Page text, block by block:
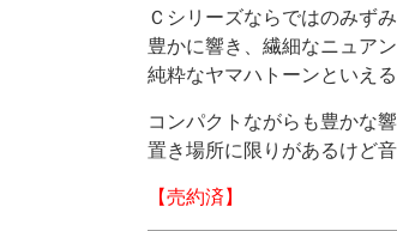
Ｃシリーズならではのみずみ
豊かに響き、繊細なニュア
純粋なヤマハトーンといえる
コンパクトながらも豊かな響
置き場所に限りがあるけど
【売約済】